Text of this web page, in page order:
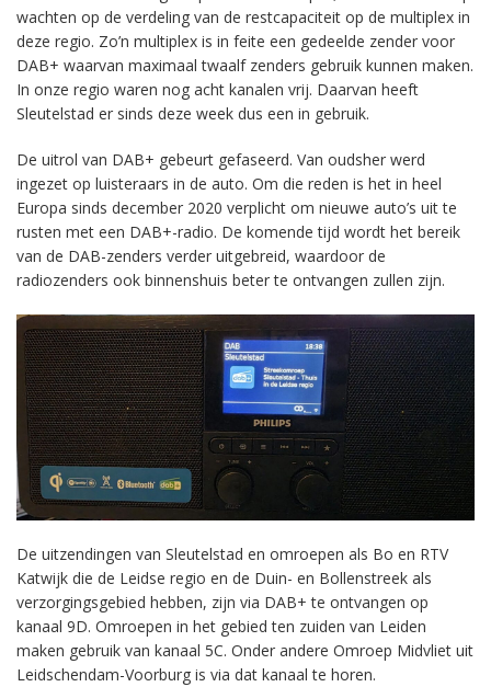
wachten op de verdeling van de restcapaciteit op de multiplex in
deze regio. Zo’n multiplex is in feite een gedeelde zender voor
DAB+ waarvan maximaal twaalf zenders gebruik kunnen maken.
In onze regio waren nog acht kanalen vrij. Daarvan heeft
Sleutelstad er sinds deze week dus een in gebruik.
De uitrol van DAB+ gebeurt gefaseerd. Van oudsher werd
ingezet op luisteraars in de auto. Om die reden is het in heel
Europa sinds december 2020 verplicht om nieuwe auto’s uit te
rusten met een DAB+-radio. De komende tijd wordt het bereik
van de DAB-zenders verder uitgebreid, waardoor de
radiozenders ook binnenshuis beter te ontvangen zullen zijn.
De uitzendingen van Sleutelstad en omroepen als Bo en RTV
Katwijk die de Leidse regio en de Duin- en Bollenstreek als
verzorgingsgebied hebben, zijn via DAB+ te ontvangen op
kanaal 9D. Omroepen in het gebied ten zuiden van Leiden
maken gebruik van kanaal 5C. Onder andere Omroep Midvliet uit
Leidschendam-Voorburg is via dat kanaal te horen.